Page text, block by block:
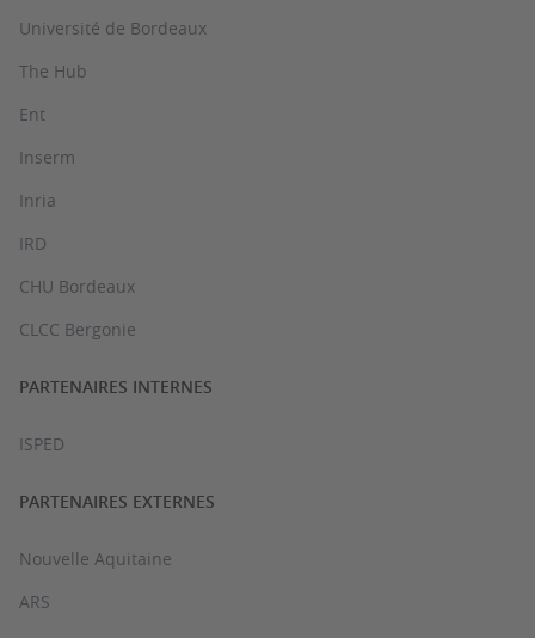
Université de Bordeaux
The Hub
Ent
Inserm
Inria
IRD
CHU Bordeaux
CLCC Bergonie
PARTENAIRES INTERNES
ISPED
PARTENAIRES EXTERNES
Nouvelle Aquitaine
ARS